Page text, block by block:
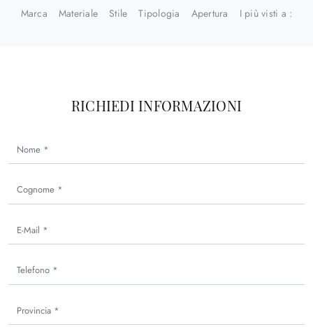
Marca Materiale Stile Tipologia Apertura I più visti a :
RICHIEDI INFORMAZIONI